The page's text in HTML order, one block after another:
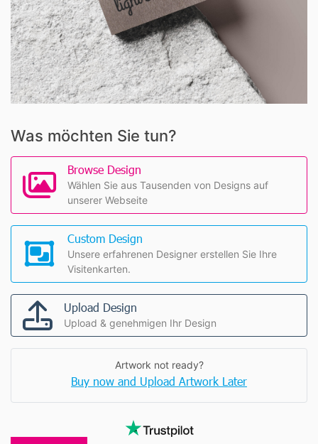
Was möchten Sie tun?
Browse Design
Wählen Sie aus Tausenden von Designs auf
unserer Webseite
Custom Design
Unsere erfahrenen Designer erstellen Sie Ihre
Visitenkarten.
Upload Design
Upload & genehmigen Ihr Design
Artwork not ready?
Buy now and Upload Artwork Later